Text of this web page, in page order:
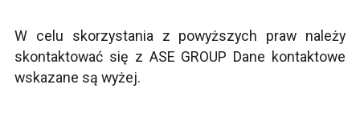
W celu skorzystania z powyższych praw należy
skontaktować się z ASE GROUP Dane kontaktowe
wskazane są wyżej.